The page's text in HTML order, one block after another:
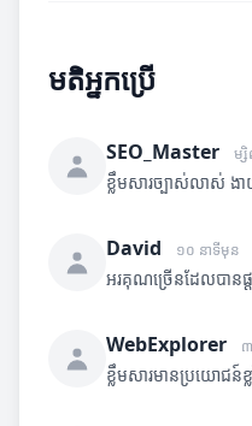
មតិអ្នកប្រើ
SEO_Master ម្
ខ្លឹមសារច្បាស់លាស់
David ១០ នាទីមុន
អរគុណច្រើនដែលបាន
WebExplorer
ខ្លឹមសារមានប្រយោជន៍